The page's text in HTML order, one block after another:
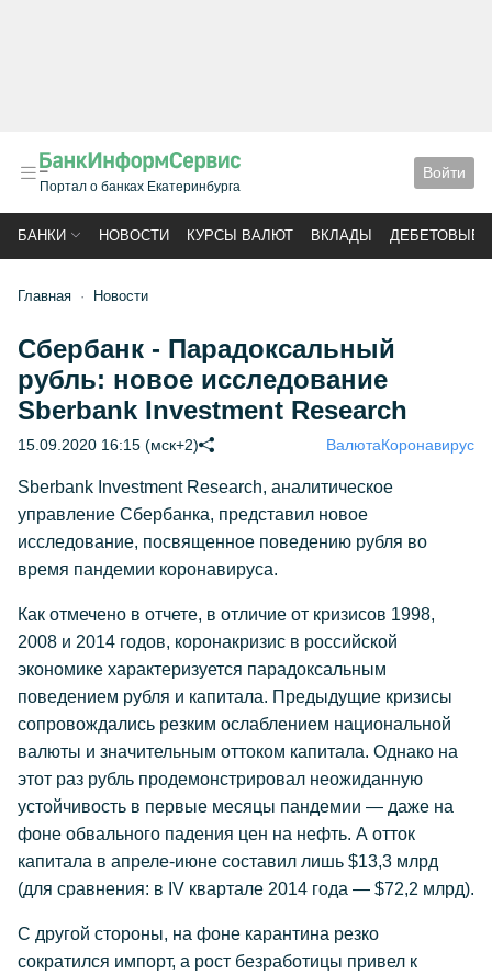
Портал о банках Екатеринбурга
Войти
БАНКИ НОВОСТИ КУРСЫ ВАЛЮТ ВКЛАДЫ ДЕБЕТОВЫЕ
Главная Новости
Сбербанк - Парадоксальный
рубль: новое исследование
Sberbank Investment Research
15.09.2020 16:15 (мск+2) ВалютаКоронавирус
Sberbank Investment Research, аналитическое
управление Сбербанка, представил новое
исследование, посвященное поведению рубля во
время пандемии коронавируса.
Как отмечено в отчете, в отличие от кризисов 1998,
2008 и 2014 годов, коронакризис в российской
экономике характеризуется парадоксальным
поведением рубля и капитала. Предыдущие кризисы
сопровождались резким ослаблением национальной
валюты и значительным оттоком капитала. Однако на
этот раз рубль продемонстрировал неожиданную
устойчивость в первые месяцы пандемии — даже на
фоне обвального падения цен на нефть. А отток
капитала в апреле-июне составил лишь $13,3 млрд
(для сравнения: в IV квартале 2014 года — $72,2 млрд).
С другой стороны, на фоне карантина резко
сократился импорт, а рост безработицы привел к